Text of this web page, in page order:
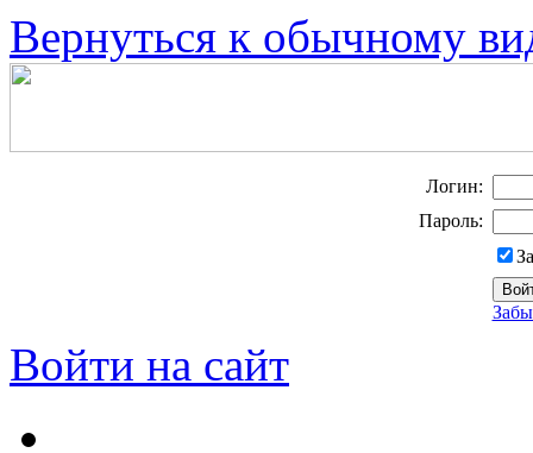
Вернуться к обычному
Логин:
Пароль:
Войти на сайт